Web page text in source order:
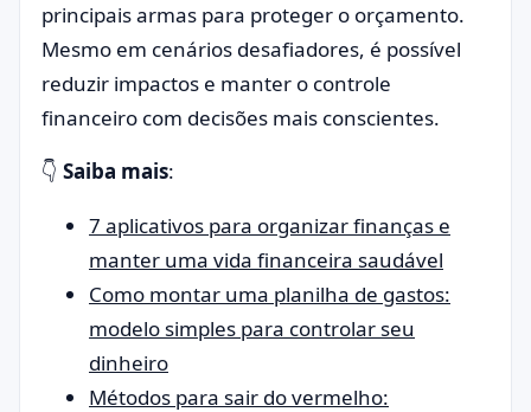
principais armas para proteger o orçamento.
Mesmo em cenários desafiadores, é possível
reduzir impactos e manter o controle
financeiro com decisões mais conscientes.
👇 Saiba mais:
7 aplicativos para organizar finanças e
manter uma vida financeira saudável
Como montar uma planilha de gastos:
modelo simples para controlar seu
dinheiro
Métodos para sair do vermelho: